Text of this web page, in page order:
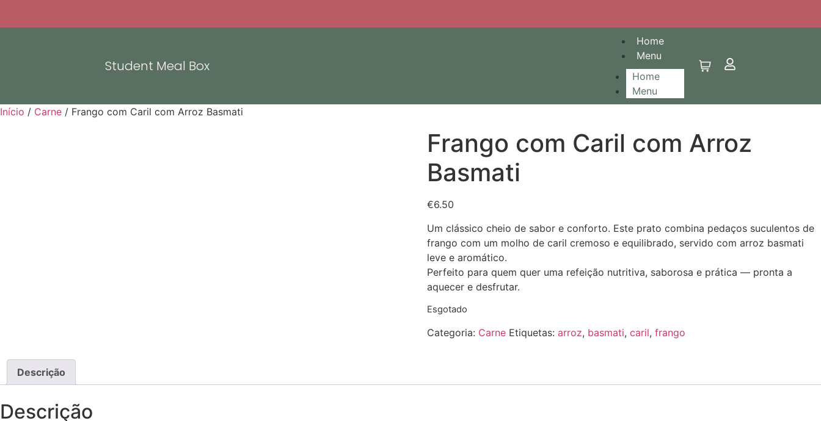
Student Meal Box
Home
Menu
Home
Menu
Início / Carne / Frango com Caril com Arroz Basmati
Frango com Caril com Arroz
Basmati
€6.50
Um clássico cheio de sabor e conforto. Este prato combina pedaços suculentos de
frango com um molho de caril cremoso e equilibrado, servido com arroz basmati
leve e aromático.
Perfeito para quem quer uma refeição nutritiva, saborosa e prática — pronta a
aquecer e desfrutar.
Esgotado
Categoria: Carne Etiquetas: arroz, basmati, caril, frango
Descrição
Descrição